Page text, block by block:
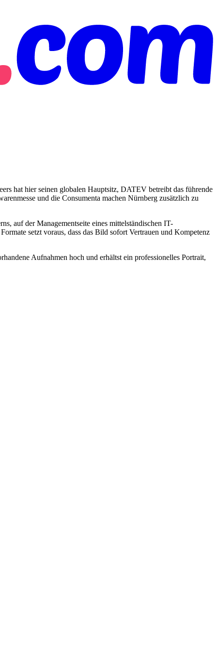
hat hier seinen globalen Hauptsitz, DATEV betreibt das führende
und die Consumenta machen Nürnberg zusätzlich zu
auf der Managementseite eines mittelständischen IT-
setzt voraus, dass das Bild sofort Vertrauen und Kompetenz
Aufnahmen hoch und erhältst ein professionelles Portrait,